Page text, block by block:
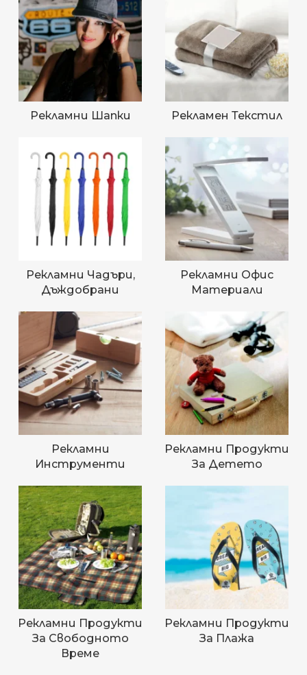
Рекламни Шапки Рекламен Текстил
Рекламни Чадъри,
Дъждобрани
Рекламни Офис
Материали
Рекламни
Инструменти
Рекламни Продукти
За Детето
Рекламни Продукти
За Свободното
Време
Рекламни Продукти
За Плажа